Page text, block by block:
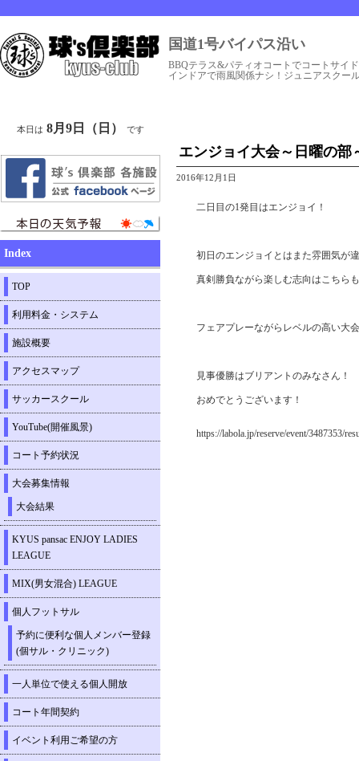
国道1号バイパス沿い
BBQテラス&パティオコートでコートサイ
インドアで雨風関係ナシ！ジュニアスクー
エンジョイ大会～日曜の
2016年12月1日
二日目の1発目はエンジョイ！
初日のエンジョイとはまた雰囲気が
真剣勝負ながら楽しむ志向はこちら
フェアプレーながらレベルの高い大
見事優勝はブリアントのみなさん！
おめでとうございます！
https://labola.jp/reserve/event/3487353/
本日は 8月9日（日） です
Index
TOP
利用料金・システム
施設概要
アクセスマップ
サッカースクール
YouTube(開催風景)
コート予約状況
大会募集情報
大会結果
KYUS pansac ENJOY LADIES
LEAGUE
MIX(男女混合) LEAGUE
個人フットサル
予約に便利な個人メンバー登録
(個サル・クリニック)
一人単位で使える個人開放
コート年間契約
イベント利用ご希望の方